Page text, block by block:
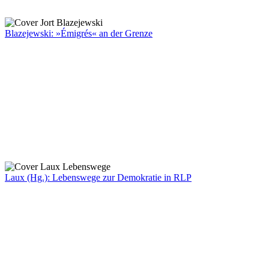
Blazejewski: »Émigrés« an der Grenze
Laux (Hg.): Lebenswege zur Demokratie in RLP